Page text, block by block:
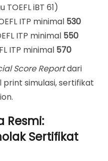
iBT 61)
ITP minimal 530
ITP minimal 550
ITP minimal 570
Score Reportdari
simulasi, sertifikat
Resmi:
Sertifikat